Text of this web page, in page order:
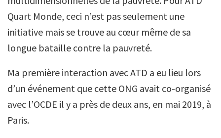
Quart Monde, ceci n’est pas seulement une
initiative mais se trouve au cœur même de sa
longue bataille contre la pauvreté.
Ma première interaction avec ATD a eu lieu lors
d’un événement que cette ONG avait co-organisé
avec l’OCDE il y a près de deux ans, en mai 2019, à
Paris.